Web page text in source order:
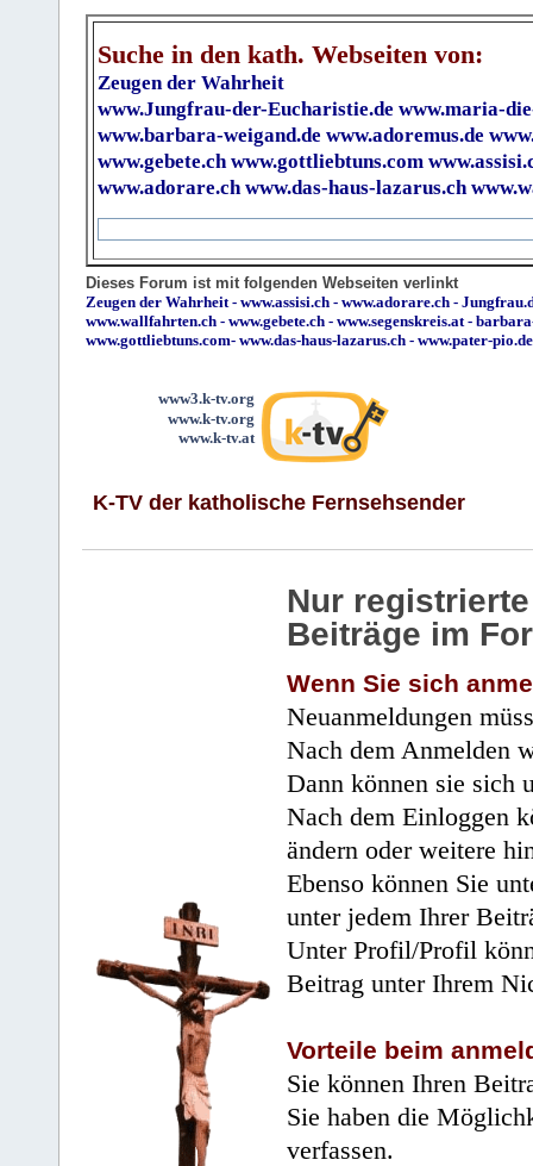
Suche in den kath. Webseiten von:
Zeugen der Wahrheit
www.Jungfrau-der-Eucharistie.de www.maria-
www.barbara-weigand.de www.adoremus.de
www.gebete.ch www.gottliebtuns.com
www.adorare.ch www.das-haus-lazarus.ch
Dieses Forum ist mit folgenden Webseiten verlinkt
Zeugen der Wahrheit- www.assisi.ch - www.adorare.ch -
www.wallfahrten.ch - www.gebete.ch - www.segenskreis.at-
www.gottliebtuns.com- www.das-haus-lazarus.ch - www.pater-pio.de
www3.k-tv.org
www.k-tv.org
www.k-tv.at
K-TV der katholische Fernsehsender
Nur
Beiträge im
Wenn Sie sich
Neuanmeldungen
Nach dem Anmelden
Dann können sie sich
Nach dem Einloggen
ändern oder weitere
Ebenso können Sie
unter jedem Ihrer
Unter Profil/Profil
Beitrag unter Ihrem
Vorteile beim
Sie können Ihren
Sie haben die
verfassen.